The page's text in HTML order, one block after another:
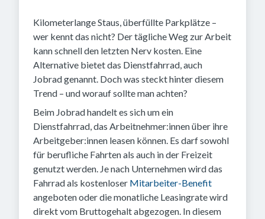
Kilometerlange Staus, überfüllte Parkplätze –
wer kennt das nicht? Der tägliche Weg zur Arbeit
kann schnell den letzten Nerv kosten. Eine
Alternative bietet das Dienstfahrrad, auch
Jobrad genannt. Doch was steckt hinter diesem
Trend – und worauf sollte man achten?
Beim Jobrad handelt es sich um ein
Dienstfahrrad, das Arbeitnehmer:innen über ihre
Arbeitgeber:innen leasen können. Es darf sowohl
für berufliche Fahrten als auch in der Freizeit
genutzt werden. Je nach Unternehmen wird das
Fahrrad als kostenloser Mitarbeiter-Benefit
angeboten oder die monatliche Leasingrate wird
direkt vom Bruttogehalt abgezogen. In diesem